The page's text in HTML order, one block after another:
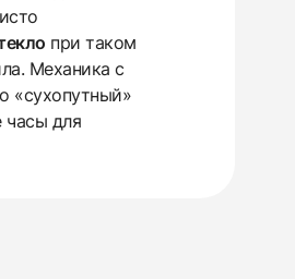
при таком
Механика с
«сухопутный»
часы для